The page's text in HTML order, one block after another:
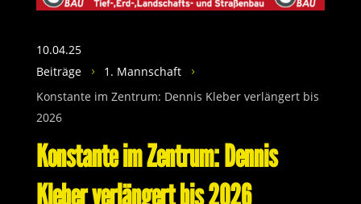
10.04.25
Beiträge
5 1. Mannschaft 5
Konstante im Zentrum: Dennis Kleber verlängert bis
2026
Konstante im Zentrum: Dennis
Kleber verlängert bis 2026